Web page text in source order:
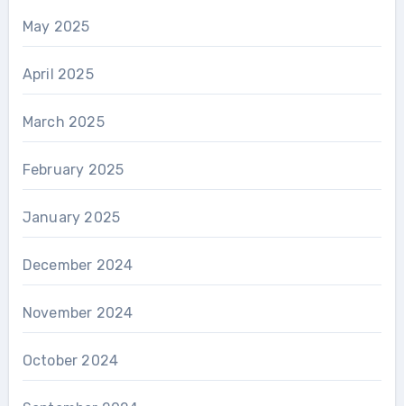
May 2025
April 2025
March 2025
February 2025
January 2025
December 2024
November 2024
October 2024